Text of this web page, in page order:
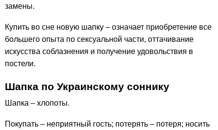
замены.
Купить во сне новую шапку – означает приобретение все
большего опыта по сексуальной части, оттачивание
искусства соблазнения и получение удовольствия в
постели.
Шапка по Украинскому соннику
Шапка – хлопоты.
Покупать – неприятный гость; потерять – потеря; носить